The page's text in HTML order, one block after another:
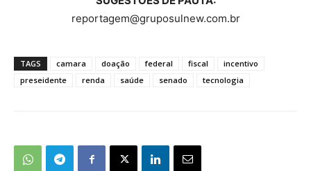
reportagem@gruposulnew.com.br
TAGS camara doação federal fiscal
incentivo
preseidente
renda saúde senado tecnologia